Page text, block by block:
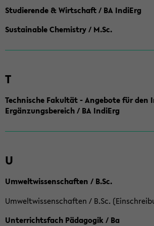
Studierende & Wirtschaft / BA IndiErg
Sustainable Chemistry / M.Sc.
T
Technische Fakultät - Angebote für den
Ergänzungsbereich / BA IndiErg
U
Umweltwissenschaften / B.Sc.
Umweltwissenschaften / B.Sc.
Unterrichtsfach Pädagogik / Ba